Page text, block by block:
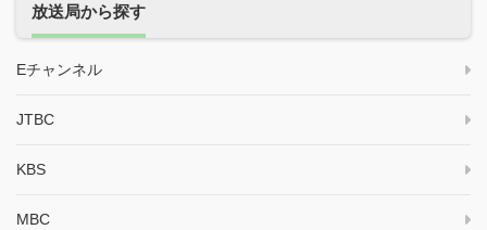
放送局から探す
Eチャンネル
JTBC
KBS
MBC